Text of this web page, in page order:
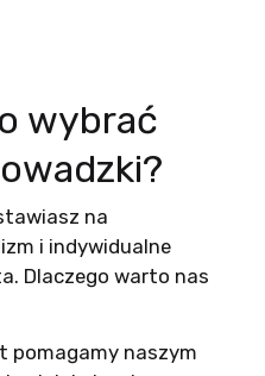
wybrać
na
i indywidualne
Dlaczego warto nas
pomagamy naszym